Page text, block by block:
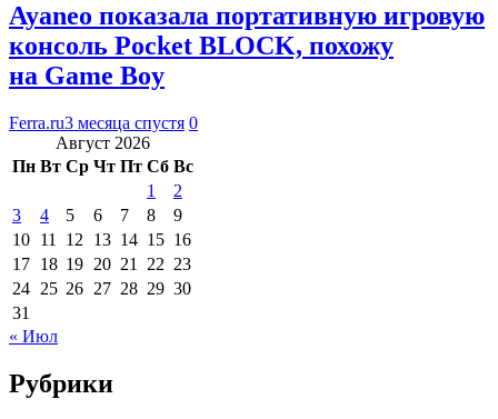
Ayaneo показала портативную игровую
консоль Pocket BLOCK, похожу
на Game Boy
Ferra.ru3 месяца спустя 0
Август 2026
Пн Вт Ср Чт Пт Сб Вс
1
2
3
4 5 6 7 8
9
10 11 12 13 14 15 16
17 18 19 20 21 22 23
24 25 26 27 28 29 30
31
« Июл
Рубрики